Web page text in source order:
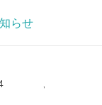
らせ